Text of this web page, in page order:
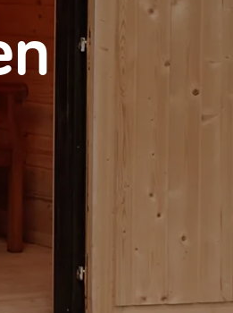
we je helpen?
& Veelgestelde vragen
op social media